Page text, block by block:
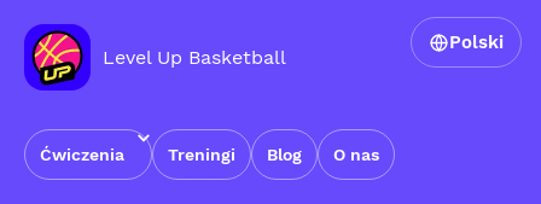
Level Up Basketball
Ćwiczenia Treningi Blog O nas
Polski